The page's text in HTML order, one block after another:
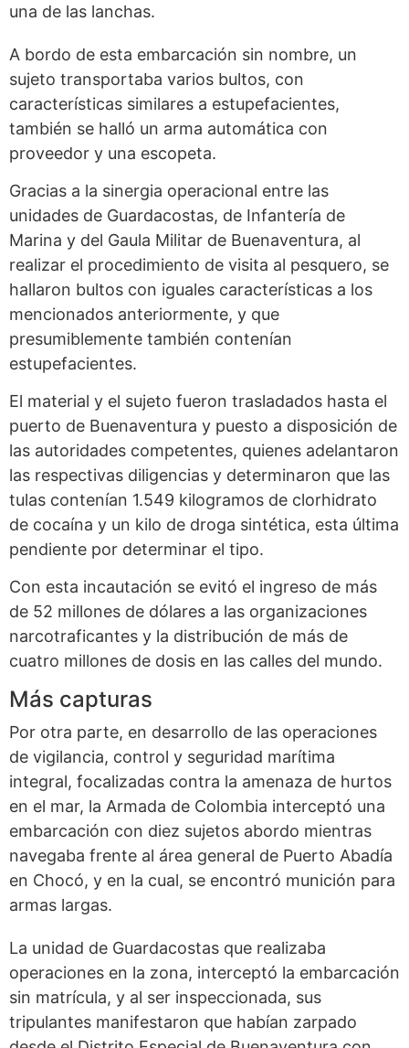
una de las lanchas.
A bordo de esta embarcación sin nombre, un
sujeto transportaba varios bultos, con
características similares a estupefacientes,
también se halló un arma automática con
proveedor y una escopeta.
Gracias a la sinergia operacional entre las
unidades de Guardacostas, de Infantería de
Marina y del Gaula Militar de Buenaventura, al
realizar el procedimiento de visita al pesquero, se
hallaron bultos con iguales características a los
mencionados anteriormente, y que
presumiblemente también contenían
estupefacientes.
El material y el sujeto fueron trasladados hasta el
puerto de Buenaventura y puesto a disposición de
las autoridades competentes, quienes adelantaron
las respectivas diligencias y determinaron que las
tulas contenían 1.549 kilogramos de clorhidrato
de cocaína y un kilo de droga sintética, esta última
pendiente por determinar el tipo.
Con esta incautación se evitó el ingreso de más
de 52 millones de dólares a las organizaciones
narcotraficantes y la distribución de más de
cuatro millones de dosis en las calles del mundo.
Más capturas
Por otra parte, en desarrollo de las operaciones
de vigilancia, control y seguridad marítima
integral, focalizadas contra la amenaza de hurtos
en el mar, la Armada de Colombia interceptó una
embarcación con diez sujetos abordo mientras
navegaba frente al área general de Puerto Abadía
en Chocó, y en la cual, se encontró munición para
armas largas.
La unidad de Guardacostas que realizaba
operaciones en la zona, interceptó la embarcación
sin matrícula, y al ser inspeccionada, sus
tripulantes manifestaron que habían zarpado